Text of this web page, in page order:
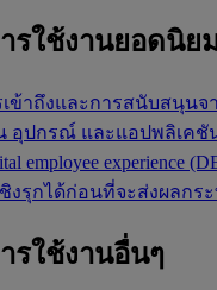
รใช้งานยอดนิย
เข้าถึงและการสนับสนุนจ
อุปกรณ์ และแอปพลิเคชั
employee experience
ชิงรุกได้ก่อนที่จะส่งผลกร
รใช้งานอื่นๆ